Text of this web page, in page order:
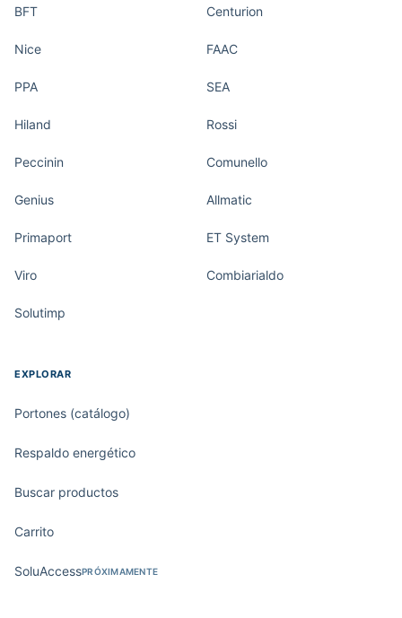
BFT Centurion
Nice FAAC
PPA SEA
Hiland Rossi
Peccinin Comunello
Genius Allmatic
Primaport ET System
Viro Combiarialdo
Solutimp
EXPLORAR
Portones (catálogo)
Respaldo energético
Buscar productos
Carrito
SoluAccessPRÓXIMAMENTE